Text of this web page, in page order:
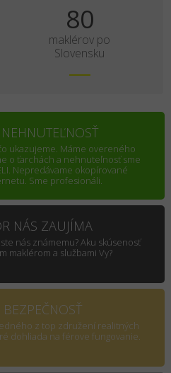
100
maklérov po
Slovensku
ukazujeme. Máme overeného
o ťarchách a nehnuteľnosť sme
Nepredávame okopírované
Sme profesionáli.
NÁS ZAUJÍMA
nás známemu? Aku skúsenosť
maklérom a službami Vy?
BEZPEČNOSŤ
z top združení realitných
dohliada na férove fungovanie.